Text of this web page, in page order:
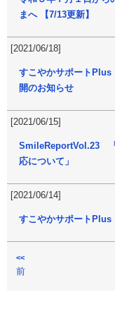
まへ 【7/13更新】
[2021/06/18]
すこやかサポート
開のお知らせ
[2021/06/15]
SmileReportVol.23 「
応について」
[2021/06/14]
すこやかサポートPlus
<<
前